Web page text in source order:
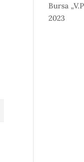
Bursa
2023